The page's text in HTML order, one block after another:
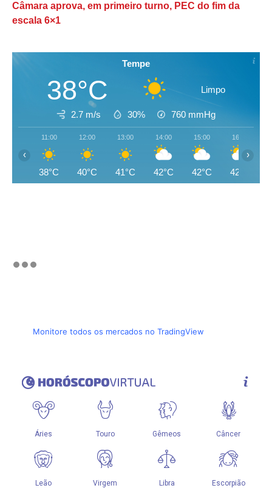
Câmara aprova, em primeiro turno, PEC do fim da
escala 6×1
Tempe
38°C Limpo
2.7 m/s 30% 760 mmHg
11:00
38°C
12:00
40°C
13:00
41°C
14:00
42°C
15:00
42°C
16:00
42°C
‹ ›
Monitore todos os mercados no TradingView